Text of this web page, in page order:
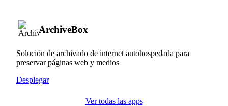
ArchiveBox
Solución de archivado de internet autohospedada para
preservar páginas web y medios
Desplegar
Ver todas las apps